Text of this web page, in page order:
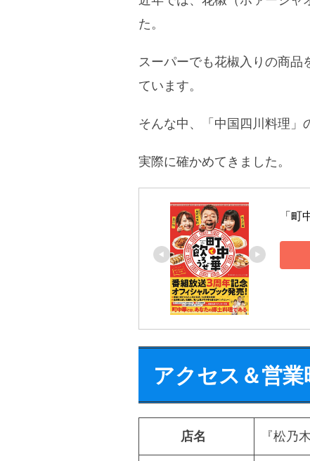
た。
スーパーでも花椒入りの商
ています。
そんな中、「中国四川料理」
実際に確かめてきました。
「町
アクセス＆営業
店名 『松乃